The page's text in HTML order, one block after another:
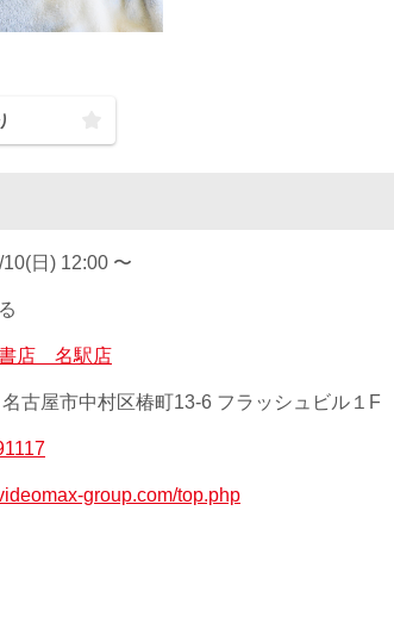
日) 12:00 〜
店 名駅店
古屋市中村区椿町13-6 フラッシュビル１F
group.com/top.php